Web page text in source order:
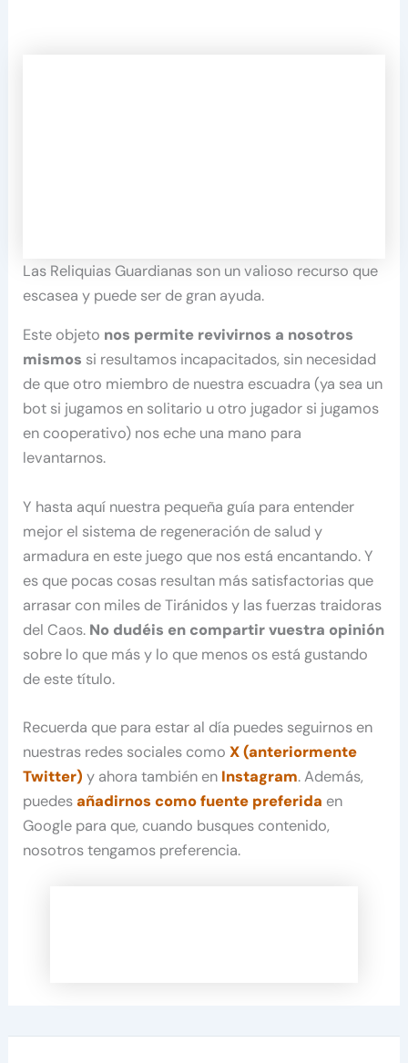
Las Reliquias Guardianas son un valioso recurso que
escasea y puede ser de gran ayuda.
Este objeto nos permite revivirnos a nosotros
mismos si resultamos incapacitados, sin necesidad
de que otro miembro de nuestra escuadra (ya sea un
bot si jugamos en solitario u otro jugador si jugamos
en cooperativo) nos eche una mano para
levantarnos.
Y hasta aquí nuestra pequeña guía para entender
mejor el sistema de regeneración de salud y
armadura en este juego que nos está encantando. Y
es que pocas cosas resultan más satisfactorias que
arrasar con miles de Tiránidos y las fuerzas traidoras
del Caos. No dudéis en compartir vuestra opinión
sobre lo que más y lo que menos os está gustando
de este título.
Recuerda que para estar al día puedes seguirnos en
nuestras redes sociales comoX (anteriormente
Twitter) y ahora también en Instagram. Además,
puedesañadirnos como fuente preferida en
Google para que, cuando busques contenido,
nosotros tengamos preferencia.